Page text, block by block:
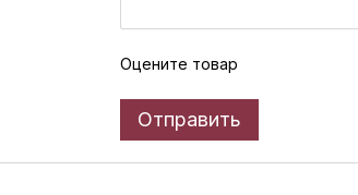
Оцените товар
Отправить